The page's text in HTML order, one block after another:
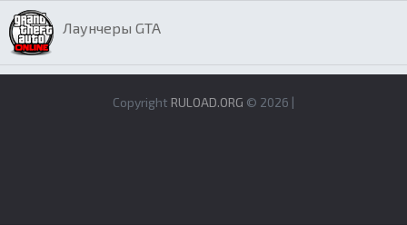
Лаунчеры GTA
Copyright RULOAD.ORG © 2026 |